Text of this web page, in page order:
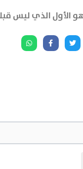
الأول الذي ليس